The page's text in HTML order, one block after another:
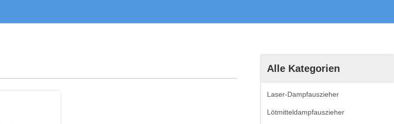
Alle Kategorien
Laser-Dampfauszieher
Lötmitteldampfauszieher